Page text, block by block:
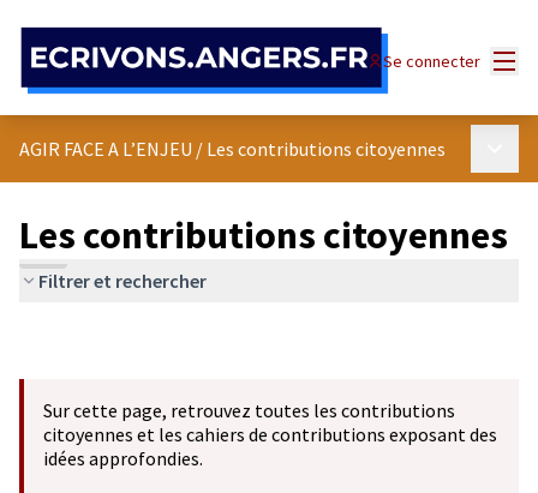
Se connecter
AGIR FACE A L’ENJEU / Les contributions citoyennes
Les contributions citoyennes
Filtrer et rechercher
Sur cette page, retrouvez toutes les contributions
citoyennes et les cahiers de contributions exposant des
idées approfondies.